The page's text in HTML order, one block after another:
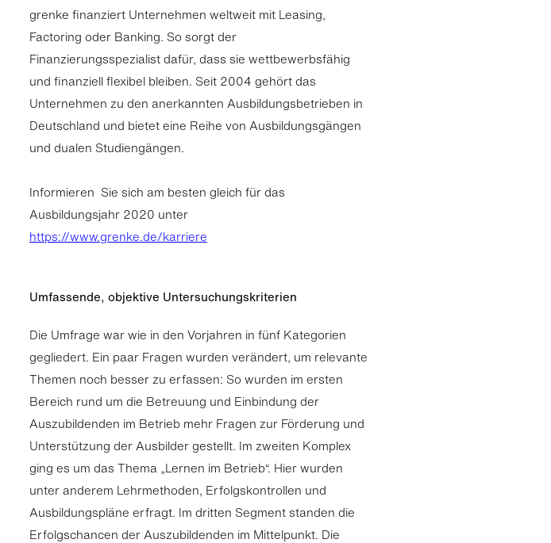
grenke finanziert Unternehmen weltweit mit Leasing,
Factoring oder Banking. So sorgt der
Finanzierungsspezialist dafür, dass sie wettbewerbsfähig
und finanziell flexibel bleiben. Seit 2004 gehört das
Unternehmen zu den anerkannten Ausbildungsbetrieben in
Deutschland und bietet eine Reihe von Ausbildungsgängen
und dualen Studiengängen.
Informieren Sie sich am besten gleich für das
Ausbildungsjahr 2020 unter
https://www.grenke.de/karriere
Umfassende, objektive Untersuchungskriterien
Die Umfrage war wie in den Vorjahren in fünf Kategorien
gegliedert. Ein paar Fragen wurden verändert, um relevante
Themen noch besser zu erfassen: So wurden im ersten
Bereich rund um die Betreuung und Einbindung der
Auszubildenden im Betrieb mehr Fragen zur Förderung und
Unterstützung der Ausbilder gestellt. Im zweiten Komplex
ging es um das Thema „Lernen im Betrieb“. Hier wurden
unter anderem Lehrmethoden, Erfolgskontrollen und
Ausbildungspläne erfragt. Im dritten Segment standen die
Erfolgschancen der Auszubildenden im Mittelpunkt. Die